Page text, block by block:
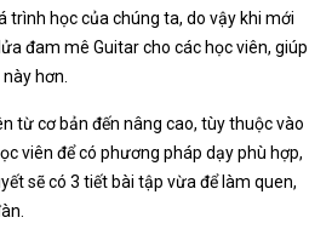
trình học của chúng ta, do vậy khi mới
đam mê Guitar cho các học viên, giúp
hơn.
từ cơ bản đến nâng cao, tùy thuộc vào
viên để có phương pháp dạy phù hợp,
sẽ có 3 tiết bài tập vừa để làm quen,